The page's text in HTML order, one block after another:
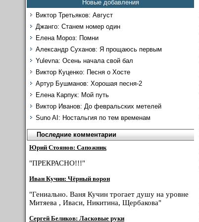
Новые добавления
Виктор Третьяков: Август
Джанго: Станем номер один
Елена Мороз: Помни
Александр Суханов: Я прощаюсь первым
Yulevna: Осень начала свой бал
Виктор Куценко: Песня о Хосте
Артур Бушманов: Хорошая песня-2
Елена Карпук: Мой путь
Виктор Иванов: До февральских метелей
Suno AI: Ностальгия по тем временам
Последние комментарии
Юрий Стоянов: Сапожник
"ПРЕКРАСНО!!!"
Иван Кучин: Чёрный ворон
"Гениально. Ваня Кучин трогает душу на уровне
Митяева , Иваси, Никитина, Щербакова"
Сергей Беликов: Ласковые руки